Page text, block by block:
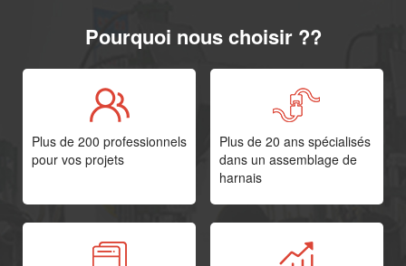
Pourquoi nous choisir ??
Plus de 200 professionnels
pour vos projets
Plus de 20 ans spécialisés
dans un assemblage de
harnais